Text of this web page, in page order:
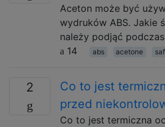
Aceton może być
wydruków ABS. Jakie
należy podjąć
14
abs acetone
2
Co to jest
przed
Co to jest termiczna